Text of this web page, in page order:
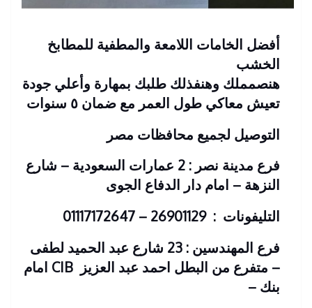
أفضل الخامات اللامعة والمطفية للمطابخ
الخشب
هنصمملك وهنفذلك طلبك بمهارة وأعلي جودة
تعيش معاكي طول العمر مع ضمان ٥ سنوات
التوصيل لجميع محافظات مصر
فرع مدينة نصر : 2 عمارات السعودية – شارع
النزهة – امام دار الدفاع الجوى
التليفونات : 26901129 – 01117172647
فرع المهندسين : 23 شارع عبد الحميد لطفى
– متفرع من البطل احمد عبد العزيز
CIB امام
بنك –